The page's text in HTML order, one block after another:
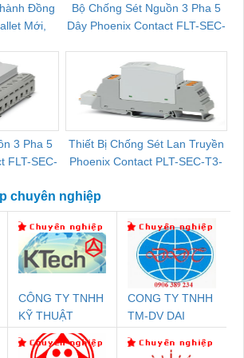
Đồng
Mới,
Bộ Chống Sét Nguồn 3 Pha 5
Dây Phoenix Contact FLT-SEC-
3 Pha 5
FLT-SEC-
Thiết Bị Chống Sét Lan Truyền
Phoenix Contact PLT-SEC-T3-
chuyên nghiệp
CÔNG TY TNHH
KỸ THUẬT
KTECH VIỆT
NAM
CONG TY TNHH
TM-DV DAI